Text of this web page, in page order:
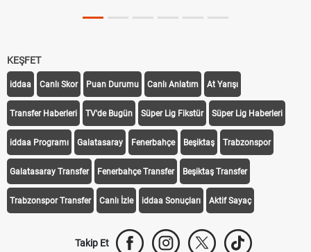
KEŞFET
iddaa Canlı Skor Puan Durumu Canlı Anlatım At Yarışı
Transfer Haberleri TV'de Bugün Süper Lig Fikstür Süper Lig Haberleri
iddaa Programı Galatasaray Fenerbahçe Beşiktaş Trabzonspor
Galatasaray Transfer Fenerbahçe Transfer Beşiktaş Transfer
Trabzonspor Transfer Canlı İzle iddaa Sonuçları Aktif Sayaç